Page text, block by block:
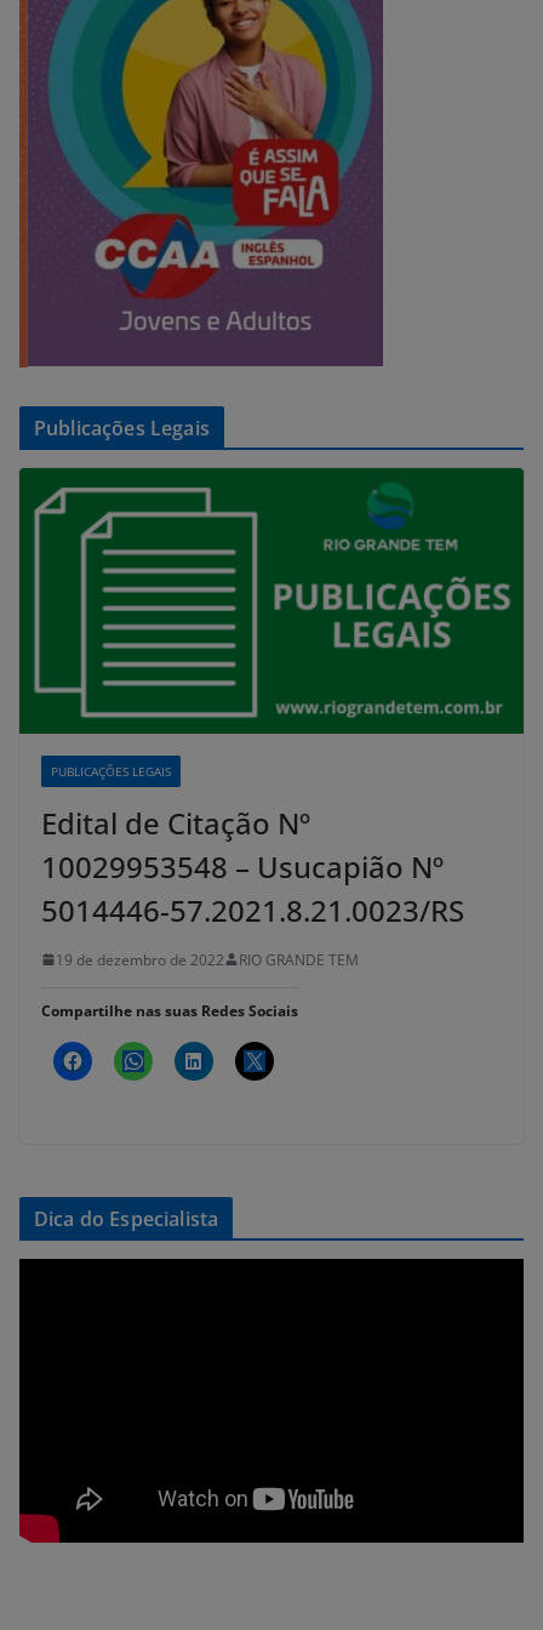
Publicações Legais
PUBLICAÇÕES LEGAIS
Edital de Citação Nº
10029953548 – Usucapião Nº
5014446-57.2021.8.21.0023/RS
19 de dezembro de 2022 RIO GRANDE TEM
Compartilhe nas suas Redes Sociais
Dica do Especialista